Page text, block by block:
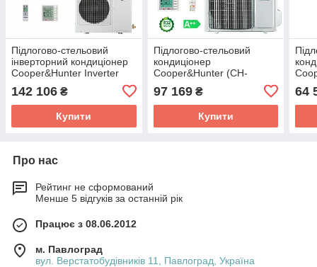
Підлогово-стельовий
інверторний кондиціонер
Cooper&Hunter Inverter
IU125NK)
142 106 ₴
Купити
Підлогово-стельовий
кондиціонер
Cooper&Hunter (CH-
97 169₴
Купити
64
Про нас
Рейтинг не сформований
Менше 5 відгуків за останній рік
Працює з 08.06.2012
м. Павлоград
вул. Верстатобудівників 11, Павлоград, Україна